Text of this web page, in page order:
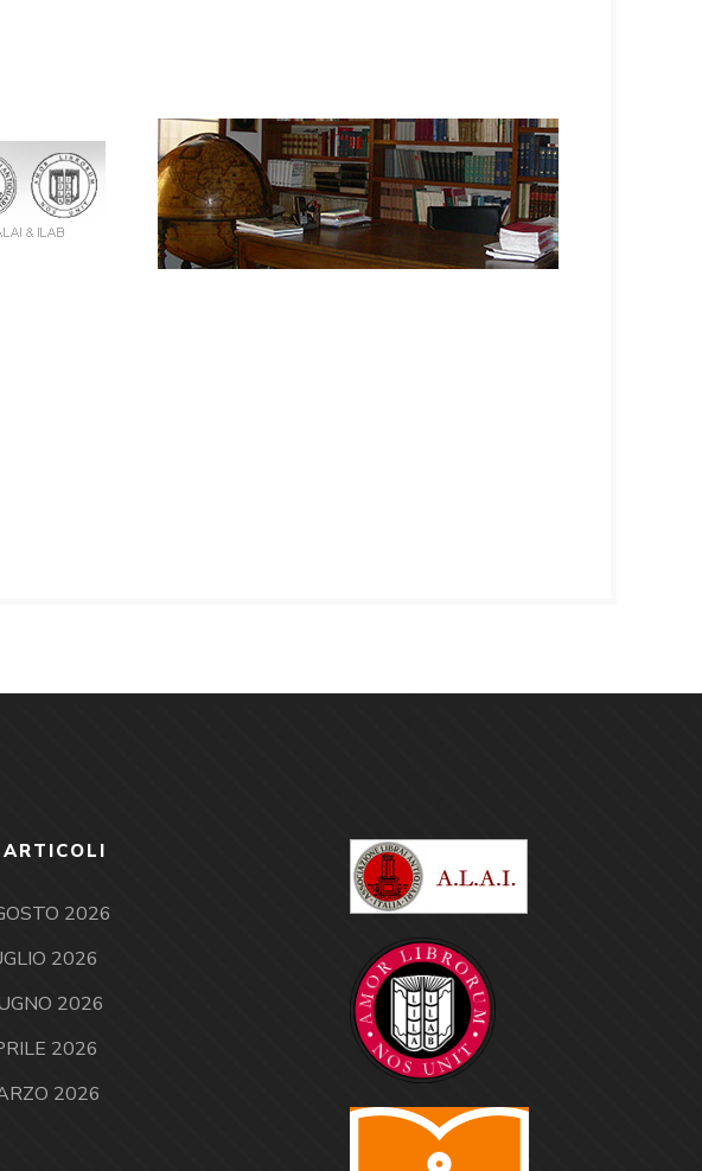
2026
2026
2026
2026
2026